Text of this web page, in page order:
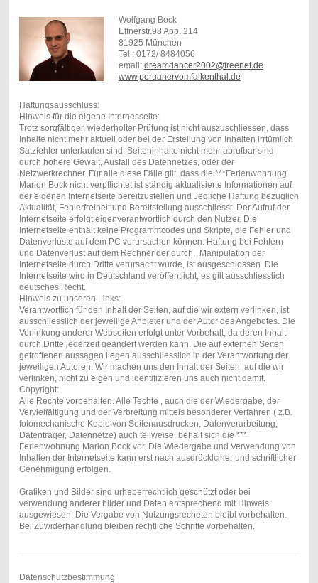
Wolfgang Bock
Effnerstr.98 App. 214
81925 München
Tel.: 0172/ 8484056
email: dreamdancer2002@freenet.de
www.peruanervomfalkenthal.de
Haftungsausschluss:
Hinweis für die eigene Internesseite:
Trotz sorgfältiger, wiederholter Prüfung ist nicht auszuschliessen, dass
Inhalte nicht mehr aktuell oder bei der Erstellung von Inhalten irrtümlich
Satzfehler unterlaufen sind. Seiteninhalte nicht mehr abrufbar sind,
durch höhere Gewalt, Ausfall des Datennetzes, oder der
Netzwerkrechner. Für alle diese Fälle gilt, dass die ***Ferienwohnung
Marion Bock nicht verpflichtet ist ständig aktualisierte Informationen auf
der eigenen Internetseite bereitzustellen und Jegliche Haftung bezüglich
Aktualität, Fehlerfreiheit und Bereitstellung ausschliesst. Der Aufruf der
Internetseite erfolgt eigenverantwortlich durch den Nutzer. Die
Internetseite enthält keine Programmcodes und Skripte, die Fehler und
Datenverluste auf dem PC verursachen können. Haftung bei Fehlern
und Datenverlust auf dem Rechner der durch, Manipulation der
Internetseite durch Dritte verursacht wurde, ist ausgeschlossen. Die
Internetseite wird in Deutschland veröffentlicht, es gilt ausschliesslich
deutsches Recht.
Hinweis zu unseren Links:
Verantwortlich für den Inhalt der Seiten, auf die wir extern verlinken, ist
ausschliesslich der jeweilige Anbieter und der Autor des Angebotes. Die
Verlinkung anderer Webseiten erfolgt unter Vorbehalt, da deren Inhalt
durch Dritte jederzeit geändert werden kann. Die auf externen Seiten
getroffenen aussagen liegen ausschliesslich in der Verantwortung der
jeweiligen Autoren. Wir machen uns den Inhalt der Seiten, auf die wir
verlinken, nicht zu eigen und identifizieren uns auch nicht damit.
Copyright:
Alle Rechte vorbehalten. Alle Techte , auch die der Wiedergabe, der
Vervielfältigung und der Verbreitung mittels besonderer Verfahren ( z.B.
fotomechanische Kopie von Seitenausdrucken, Datenverarbeitung,
Datenträger, Datennetze) auch teilweise, behält sich die ***
Ferienwohnung Marion Bock vor. Die Wiedergabe und Verwendung von
Inhalten der Internetseite kann erst nach ausdrücklciher und schriftlicher
Genehmigung erfolgen.
Grafiken und Bilder sind urheberrechtlich geschützt oder bei
verwendung anderer bilder und Daten entsprechend mit Hinweis
ausgewiesen. Die Vergabe von Nutzungsrecheten bleibt vorbehalten.
Bei Zuwiderhandlung bleiben rechtliche Schritte vorbehalten.
Datenschutzbestimmung